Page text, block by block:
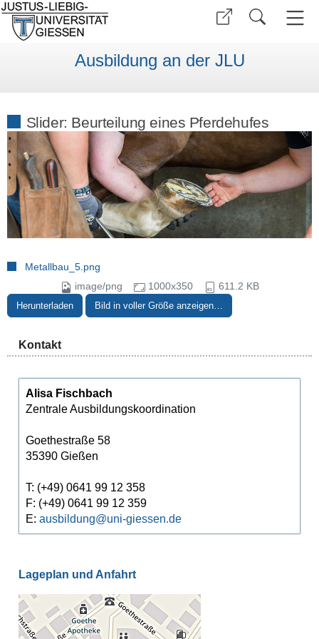
Ausbildung an der JLU
Slider: Beurteilung eines Pferdehufes
Metallbau_5.png
image/png
1000x350 611.2 KB
Herunterladen Bild in voller Größe anzeigen…
Kontakt
Alisa Fischbach
Zentrale Ausbildungskoordination
Goethestraße 58
35390 Gießen
T: (+49) 0641 99 12 358
F: (+49) 0641 99 12 359
E:ausbildung@uni-giessen.de
Lageplan und Anfahrt